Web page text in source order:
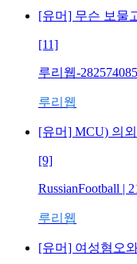
[유머] 무슨 보물
[11]
루리웹-
루리웹
[유머] MCU) 의
[9]
RussianFootball |
루리웹
[유머] 여성혐오